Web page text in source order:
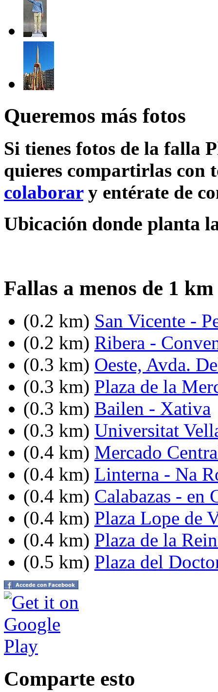
Queremos más fotos
Si tienes fotos de la falla
quieres compartirlas con
colaborary entérate de
Ubicación donde planta
Fallas a menos de 1
(0.2 km) San Vicente -
(0.2 km) Ribera -
(0.3 km) Oeste, Avda.
(0.3 km) Plaza de la
(0.3 km) Bailen - Xativa
(0.3 km) Universitat
(0.4 km) Mercado
(0.4 km) Linterna - Na
(0.4 km) Calabazas - en
(0.4 km) Plaza Lope de
(0.4 km) Plaza de la
(0.5 km) Plaza del
Comparte esto